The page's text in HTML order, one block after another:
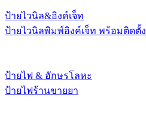
ป้ายไวนิล&อิงค์เจ็ท
ป้ายไวนิลพิมพ์อิงค์เจ็ท พร้อมติดตั้ง
ป้ายไฟ & อักษรโลหะ
ป้ายไฟร้านขายยา